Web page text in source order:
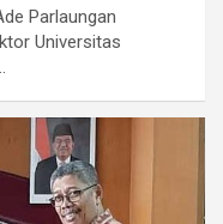
Parlaungan
Universitas